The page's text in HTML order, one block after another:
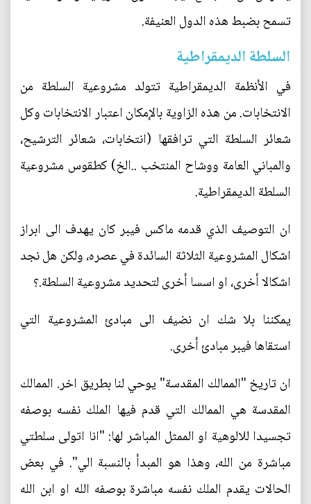
تسمح بضبط هذه الدول العنيفة.
السلطة الديمقراطية
في الأنظمة الديمقراطية تتولد مشروعية السلطة من
الانتخابات. من هذه الزاوية بالإمكان اعتبار الانتخابات وكل
شعائر السلطة التي ترافقها (انتخابات، شعائر الترشيح،
والمباني العامة ووشاح المنتخب ..الخ) كطقوس مشروعية
السلطة الديمقراطية.
ان التوصيف الذي قدمه ماكس فيبر كان يهدف الى ابراز
اشكال المشروعية الثلاثة السائدة في عصره، ولكن هل نجد
اشكالا أخرى، او اسسا أخرى لتحديد مشروعية السلطة.؟
يمكننا بلا شك ان نضيف الى مبادئ المشروعية التي
استقاها فيبر مبادئ أخرى.
ان تاريخ "الممالك المقدسة" يوحي لنا بطريق اخر. الممالك
المقدسة هي الممالك التي قدم فيها الملك نفسه بوصفه
تجسيدا للالوهية او الممثل المباشر لها: "انا اتولى سلطتي
مباشرة من الله، وهذا هو المبدأ بالنسبة الي". في بعض
الحالات يقدم الملك نفسه مباشرة بوصفه الله او ابن الله